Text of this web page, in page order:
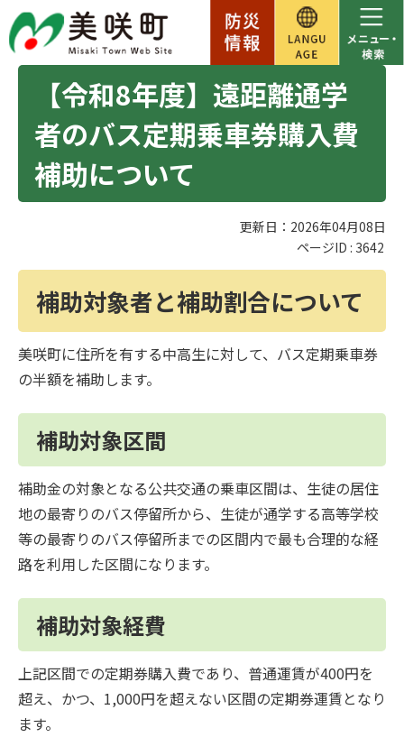
【令和8年度】遠距離通学
者のバス定期乗車券購入費
補助について
更新日：2026年04月08日
ページID : 3642
補助対象者と補助割合について
美咲町に住所を有する中高生に対して、バス定期乗車券
の半額を補助します。
補助対象区間
補助金の対象となる公共交通の乗車区間は、生徒の居住
地の最寄りのバス停留所から、生徒が通学する高等学校
等の最寄りのバス停留所までの区間内で最も合理的な経
路を利用した区間になります。
補助対象経費
上記区間での定期券購入費であり、普通運賃が400円を
超え、かつ、1,000円を超えない区間の定期券運賃となり
ます。